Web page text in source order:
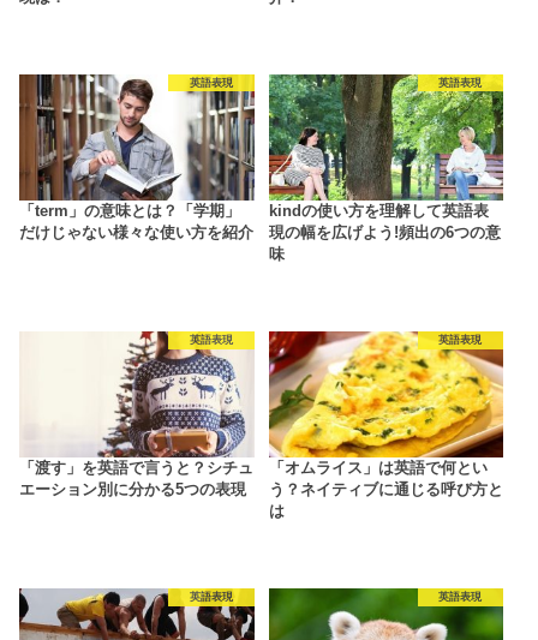
英語表現
「term」の意味とは？「学期」
だけじゃない様々な使い方を紹介
英語表現
kindの使い方を理解して英語表
現の幅を広げよう!頻出の6つの意
味
英語表現
「渡す」を英語で言うと？シチュ
エーション別に分かる5つの表現
英語表現
「オムライス」は英語で何とい
う？ネイティブに通じる呼び方と
は
英語表現 英語表現